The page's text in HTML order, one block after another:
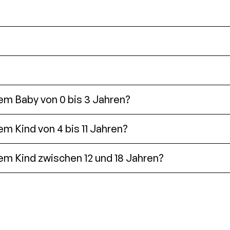
Baby von 0 bis 3 Jahren?
Kind von 4 bis 11 Jahren?
Kind zwischen 12 und 18 Jahren?